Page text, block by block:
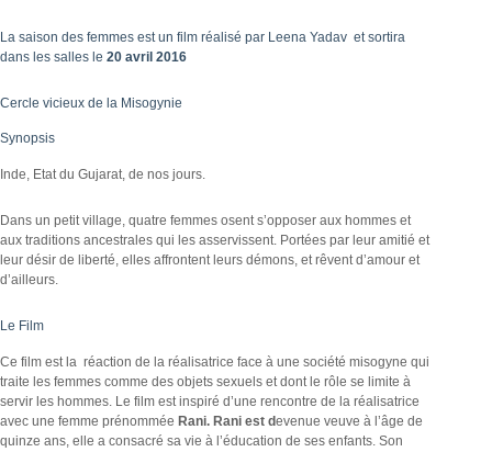
La saison des femmes est un film réalisé par Leena Yadav et sortira
dans les salles le 20 avril 2016
Cercle vicieux de la Misogynie
Synopsis
Inde, Etat du Gujarat, de nos jours.
Dans un petit village, quatre femmes osent s’opposer aux hommes et
aux traditions ancestrales qui les asservissent. Portées par leur amitié et
leur désir de liberté, elles affrontent leurs démons, et rêvent d’amour et
d’ailleurs.
Le Film
Ce film est la réaction de la réalisatrice face à une société misogyne qui
traite les femmes comme des objets sexuels et dont le rôle se limite à
servir les hommes. Le film est inspiré d’une rencontre de la réalisatrice
avec une femme prénommée Rani. Rani est devenue veuve à l’âge de
quinze ans, elle a consacré sa vie à l’éducation de ses enfants. Son